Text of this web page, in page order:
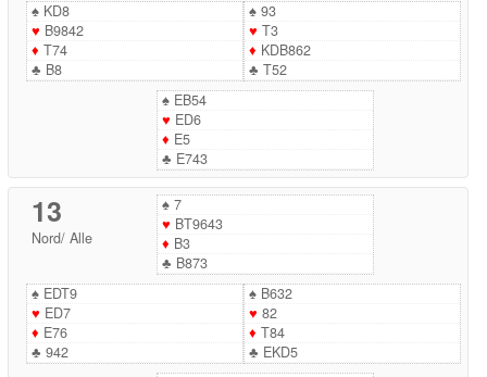
♠KD8
♥ B9842
♦ T74
♣ B8
♠93
♥ T3
♦ KDB862
♣ T52
♠EB54
♥ ED6
♦ E5
♣ E743
13
Nord/ Alle
♠7
♥ BT9643
♦ B3
♣ B873
♠EDT9
♥ ED7
♦ E76
♣ 942
♠B632
♥ 82
♦ T84
♣ EKD5